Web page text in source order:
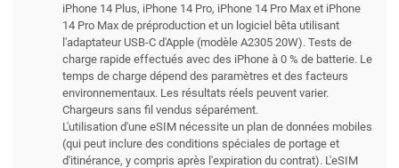
iPhone 14 Plus, iPhone 14 Pro, iPhone 14 Pro Max et iPhone
14 Pro Max de préproduction et un logiciel bêta utilisant
l'adaptateur USB-C d'Apple (modèle A2305 20W). Tests de
charge rapide effectués avec des iPhone à 0 % de batterie. Le
temps de charge dépend des paramètres et des facteurs
environnementaux. Les résultats réels peuvent varier.
Chargeurs sans fil vendus séparément.
L'utilisation d'une eSIM nécessite un plan de données mobiles
(qui peut inclure des conditions spéciales de portage et
d'itinérance, y compris après l'expiration du contrat). L'eSIM